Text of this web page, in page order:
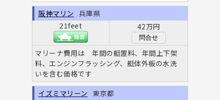
21feet 42万円
問合せ
マリーナ費用は 年間の艇置料、年間上下架
料、エンジンフラッシング、艇体外板の水洗
いを含む価格です
阪神マリン 兵庫県
イズミマリーン 東京都